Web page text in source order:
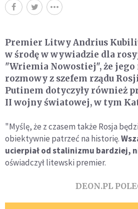
Premier Litwy Andrius
w środę w wywiadzie dla
"Wriemia Nowostiej", że jego
rozmowy z szefem rządu
Putinem dotyczyły również
II wojny światowej, w tym
"Myślę, że z czasem także Rosja
obiektywnie patrzeć na historię.
ucierpiał od stalinizmu bardziej,
oświadczył litewski premier.
DEON.PL